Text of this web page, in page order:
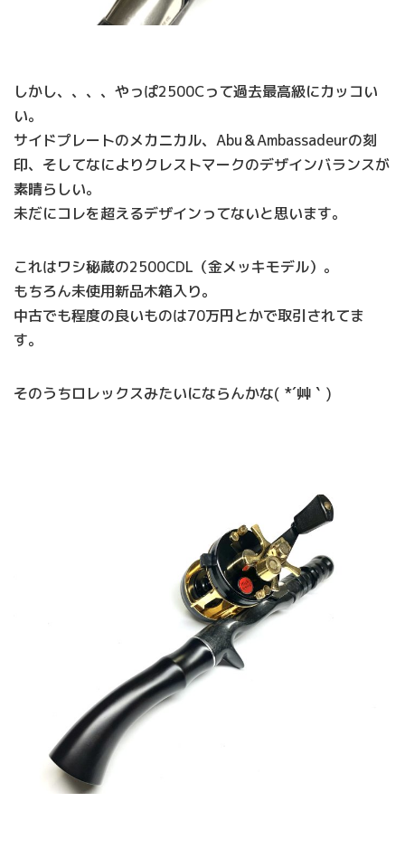
しかし、、、、やっぱ2500Cって過去最高級にカッコい
い。
サイドプレートのメカニカル、Abu＆Ambassadeurの刻
印、そしてなによりクレストマークのデザインバランスが
素晴らしい。
未だにコレを超えるデザインってないと思います。
これはワシ秘蔵の2500CDL（金メッキモデル）。
もちろん未使用新品木箱入り。
中古でも程度の良いものは70万円とかで取引されてま
す。
そのうちロレックスみたいにならんかな( *´艸｀)